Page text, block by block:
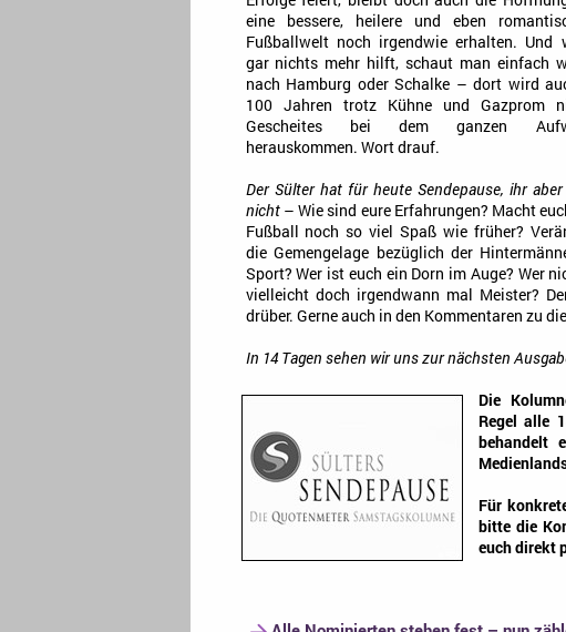
eine bessere, heilere und eben
Fußballwelt noch irgendwie erhalten. Und
gar nichts mehr hilft, schaut man einfach
nach Hamburg oder Schalke – dort wird
100 Jahren trotz Kühne und Gazprom
Gescheites bei dem ganzen
herauskommen. Wort drauf.
Der Sülter hat für heute Sendepause, ihr
nicht– Wie sind eure Erfahrungen? Macht
Fußball noch so viel Spaß wie früher?
die Gemengelage bezüglich der
Sport? Wer ist euch ein Dorn im Auge? Wer
vielleicht doch irgendwann mal Meister?
drüber. Gerne auch in den Kommentaren zu
In 14 Tagen sehen wir uns zur nächsten
Die
Regel alle
behandelt
Für
bitte die
euch direkt